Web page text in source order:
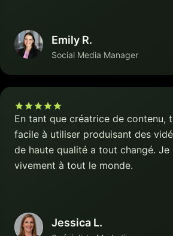
Emily R.
Social Media Manager
En tant que créatrice de contenu,
facile à utiliser produisant des
de haute qualité a tout changé. Je
vivement à tout le monde.
Jessica L.